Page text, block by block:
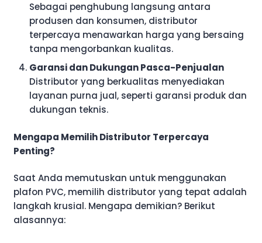
Sebagai penghubung langsung antara
produsen dan konsumen, distributor
terpercaya menawarkan harga yang bersaing
tanpa mengorbankan kualitas.
Garansi dan Dukungan Pasca-Penjualan
Distributor yang berkualitas menyediakan
layanan purna jual, seperti garansi produk dan
dukungan teknis.
Mengapa Memilih Distributor Terpercaya
Penting?
Saat Anda memutuskan untuk menggunakan
plafon PVC, memilih distributor yang tepat adalah
langkah krusial. Mengapa demikian? Berikut
alasannya: